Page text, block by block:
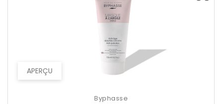
APERÇU
Byphasse